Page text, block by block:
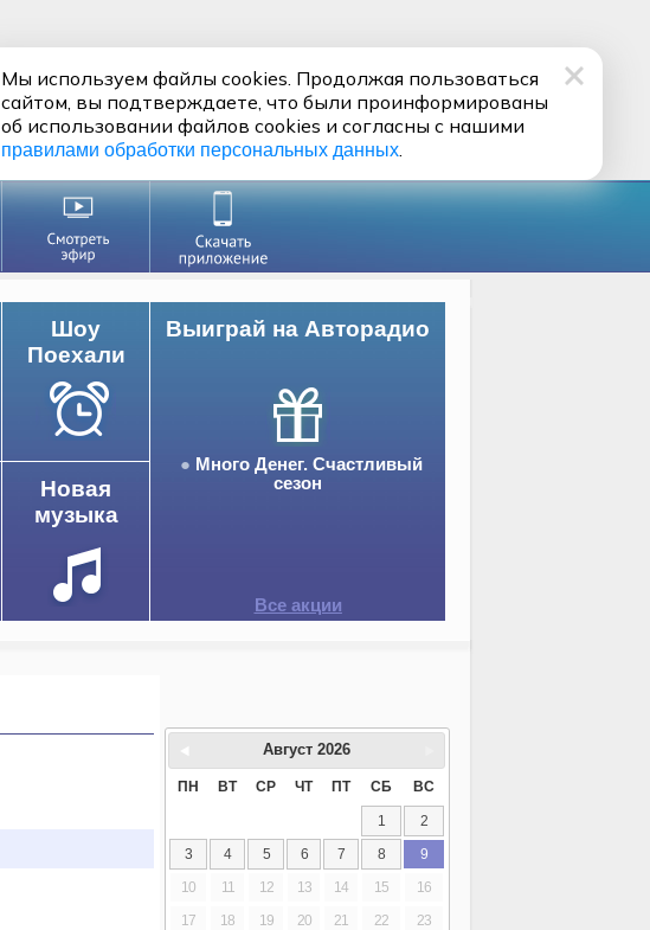
Выиграй на Авторадио
Много Денег. Счастливый
сезон
Все акции
Шоу
Поехали
Новая
музыка
Август 2026
ПН ВТ СР ЧТ ПТ СБ ВС
1
2
3
4 5 6 7 8
9
10
11 12 13 14 15
16
17
18 19 20 21 22
23
Мы используем файлы cookies. Продолжая пользоваться
сайтом, вы подтверждаете, что были проинформированы
об использовании файлов cookies и согласны с нашими
правилами обработки персональных данных.